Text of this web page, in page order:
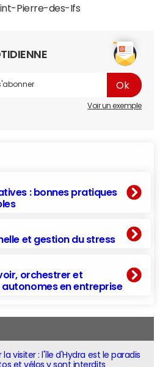
Pierre-des-Ifs
Voir un exemple
: bonnes pratiques
et gestion du stress
orchestrer et
en entreprise
visiter : l'île d'Hydra est le paradis
et vélos y sont interdits